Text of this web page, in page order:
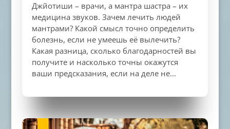
Джйотиши – врачи, а мантра шастра – их
медицина звуков. Зачем лечить людей
мантрами? Какой смысл точно определить
болезнь, если не умеешь её вылечить?
Какая разница, сколько благодарностей вы
получите и насколько точны окажутся
ваши предсказания, если на деле не...